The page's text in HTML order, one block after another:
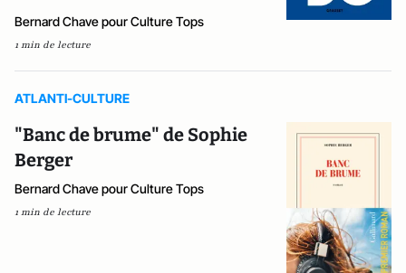
Bernard Chave pour Culture Tops
1 min de lecture
ATLANTI-CULTURE
"Banc de brume" de Sophie
Berger
Bernard Chave pour Culture Tops
1 min de lecture